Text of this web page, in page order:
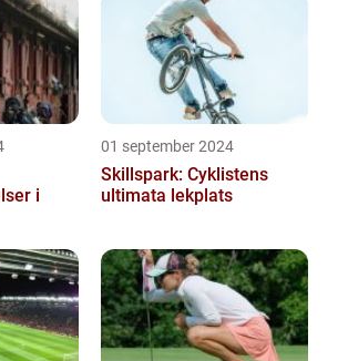
i
01 september 2024
Skillspark: Cyklistens
ultimata lekplats